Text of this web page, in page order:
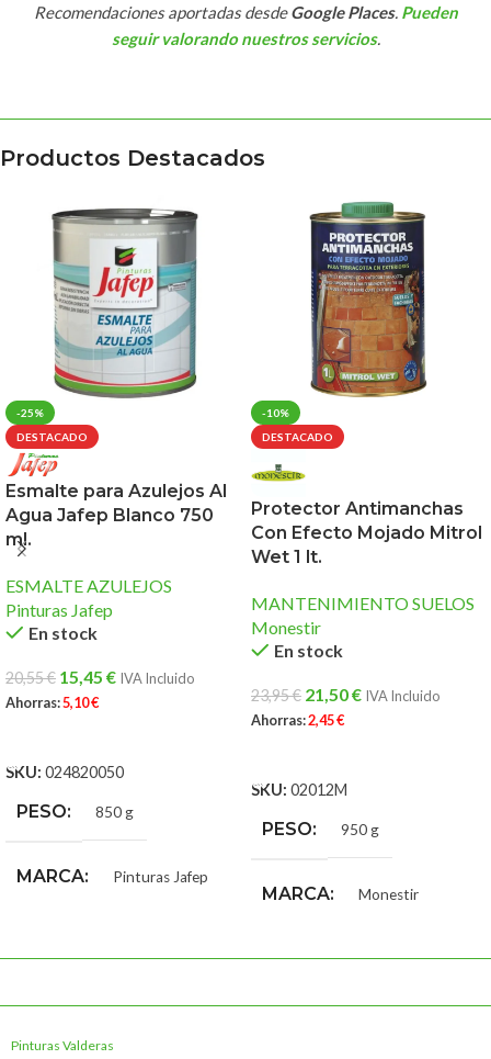
Recomendaciones aportadas desdeGoogle Places. Pueden
seguir valorando nuestros servicios.
Productos Destacados
-25%
DESTACADO
Esmalte para Azulejos Al
Agua Jafep Blanco 750
ml.
ESMALTE AZULEJOS
Pinturas Jafep
En stock
20,55€ 15,45 € IVA Incluido
Ahorras:5,10€
SKU: 024820050
PESO 850 g
MARCA Pinturas Jafep
-10%
DESTACADO
Protector Antimanchas
Con Efecto Mojado Mitrol
Wet 1 lt.
MANTENIMIENTO SUELOS
Monestir
En stock
23,95€ 21,50€ IVA Incluido
Ahorras:2,45€
SKU: 02012M
PESO 950 g
MARCA Monestir
Pinturas Valderas